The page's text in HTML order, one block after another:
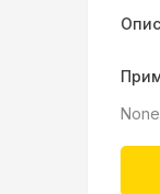
None